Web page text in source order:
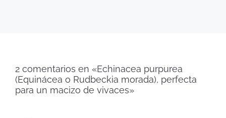
2 comentarios en «Echinacea purpurea
(Equinácea o Rudbeckia morada), perfecta
para un macizo de vivaces»